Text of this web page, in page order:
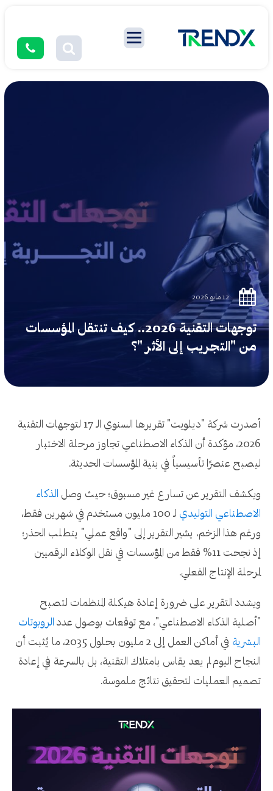
12 مايو 2026
توجهات التقنية 2026.. كيف تنتقل المؤسسات
من "التجريب إلى الأثر "؟
أصدرت شركة "ديلويت" تقريرها السنوي الـ 17 لتوجهات التقنية
2026، مؤكدة أن الذكاء الاصطناعي تجاوز مرحلة الاختبار
ليصبح عنصرًا تأسيسياً في بنية المؤسسات الحديثة.
ويكشف التقرير عن تسارع غير مسبوق؛ حيث وصل الذكاء
الاصطناعي التوليدي
لـ 100 مليون مستخدم في شهرين فقط،
ورغم هذا الزخم، يشير التقرير إلى "واقع عملي" يتطلب الحذر؛
إذ نجحت 11% فقط من المؤسسات في نقل الوكلاء الرقميين
لمرحلة الإنتاج الفعلي.
ويشدد التقرير على ضرورة إعادة هيكلة المنظمات لتصبح
"أصلية الذكاء الاصطناعي"، مع توقعات بوصول عدد الروبوتات
البشرية
في أماكن العمل إلى 2 مليون بحلول 2035، ما يُثبت أن
النجاح اليوم لم يعد يقاس بامتلاك التقنية، بل بالسرعة في إعادة
تصميم العمليات لتحقيق نتائج ملموسة.